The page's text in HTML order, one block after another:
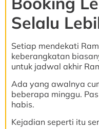
Selalu
Setiap mendekati
keberangkatan
untuk jadwal akhir
Ada yang awalnya
beberapa minggu.
habis.
Kejadian seperti itu